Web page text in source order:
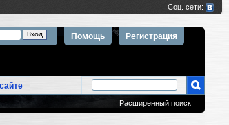
Регистрация
Помощь
Расширенный поиск